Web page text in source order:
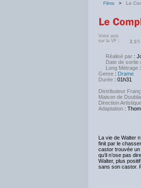
Films > Le
Votre avis
sur la VF :
2.1/5
Réalisé par :
Date de sortie
Long Métrage
Genre : Drame
Durée : 01h31
Distributeur
Maison de
Direction
Adaptation :
La vie de Walter
finit par le
castor trouvée
qu’il n’ose pas
Walter, plus
sans son castor.